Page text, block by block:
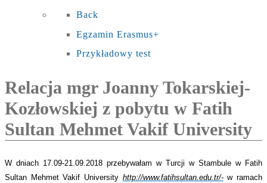
Back
Egzamin Erasmus+
Przykładowy test
Relacja mgr Joanny Tokarskiej-
Kozłowskiej z pobytu w Fatih
Sultan Mehmet Vakif University
W dniach 17.09-21.09.2018 przebywałam w Turcji w Stambule w Fatih
Sultan Mehmet Vakif University http://www.fatihsultan.edu.tr/-w ramach